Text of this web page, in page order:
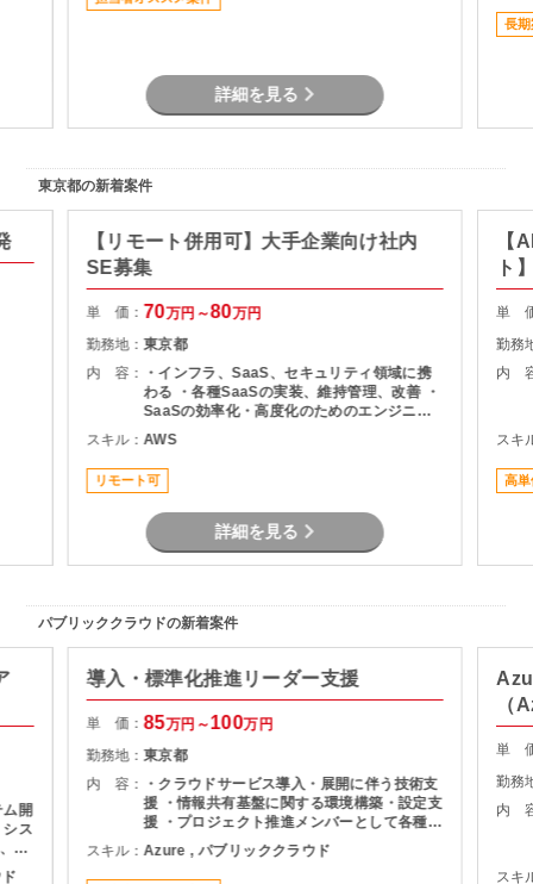
環境の整理および導入展開支援 ・クラウド環
詳細を見る
長期
東京都の新着案件
【リモート併用可】大手企業向け社内
SE募集
単 価： 70万円～80万円
勤務地：東京都
内 容：
・インフラ、SaaS、セキュリティ領域に携
わる ・各種SaaSの実装、維持管理、改善 ・
SaaSの効率化・高度化のためのエンジニア
リング ・SaaSのシステム課題・障害に対す
る対策の計画と実装 ・社内NWやオンプレサ
ーバの運用保守 ・拠点のネットワーク配備担
当
スキル：AWS
リモート可
詳細を見る
【
ト
単
勤務
内
スキ
高単
パブリッククラウドの新着案件
開
ス
方
展
導入・標準化推進リーダー支援
単 価：85万円～100万円
勤務地：東京都
内 容：
・クラウドサービス導入・展開に伴う技術支
援 ・情報共有基盤に関する環境構築・設定支
援 ・プロジェクト推進メンバーとして各種課
題対応 ・タスク管理、進捗管理、課題整理の
実施 ・関係者との調整および提案業務 ・運
用ルールや設計方針の整備・改善支援 ・既存
スキル：Azure , パブリッククラウド
（
単
勤務
内
スキ